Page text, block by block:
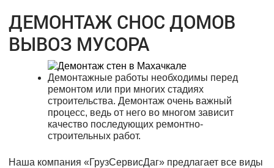
ДЕМОНТАЖ СНОС ДОМОВ
ВЫВОЗ МУСОРА
Демонтажные работы необходимы перед
ремонтом или при многих стадиях
строительства. Демонтаж очень важный
процесс, ведь от него во многом зависит
качество последующих ремонтно-
строительных работ.
Наша компания «ГрузСервисДаг» предлагает все виды